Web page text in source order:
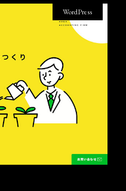
WordPress